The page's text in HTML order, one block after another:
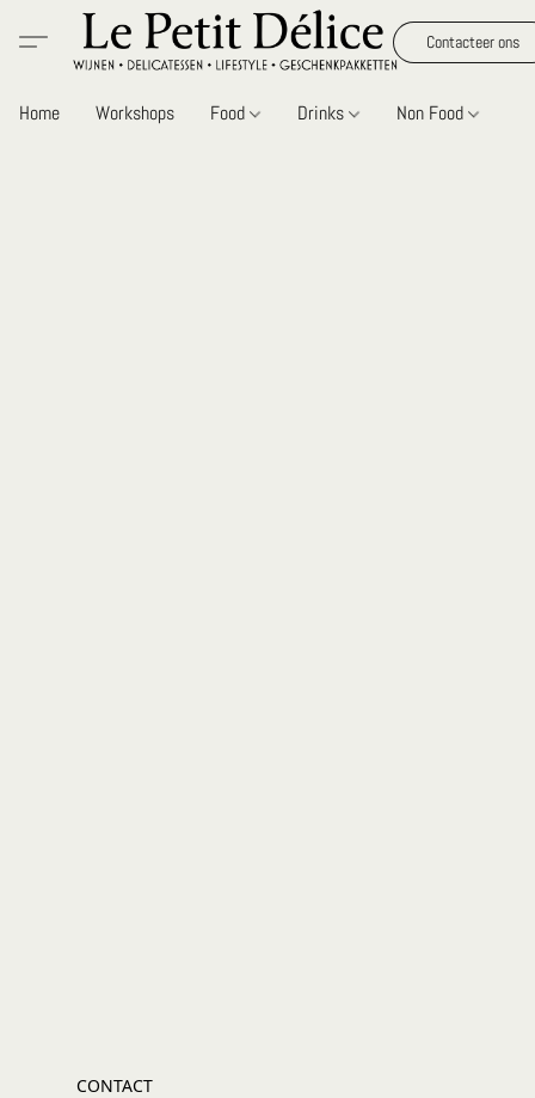
Contacteer ons
Home Workshops Food Drinks Non Food
CONTACT